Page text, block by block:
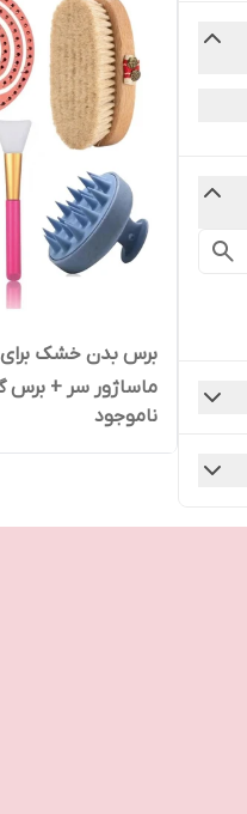
برس بدن خشک برای
ماساژور سر + برس
برس ماسک صورت
ناموجود